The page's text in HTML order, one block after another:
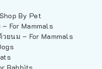
By Pet
For Mammals
ยนม – For Mammals